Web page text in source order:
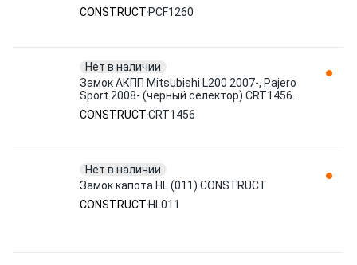
CONSTRUCT PCF1260
Нет в наличии
Замок АКПП Mitsubishi L200 2007-, Pajero
Sport 2008- (черный селектор) CRT1456
CONSTRUCT
CONSTRUCTCRT1456
Нет в наличии
Замок капота HL (011) CONSTRUCT
CONSTRUCT HL011